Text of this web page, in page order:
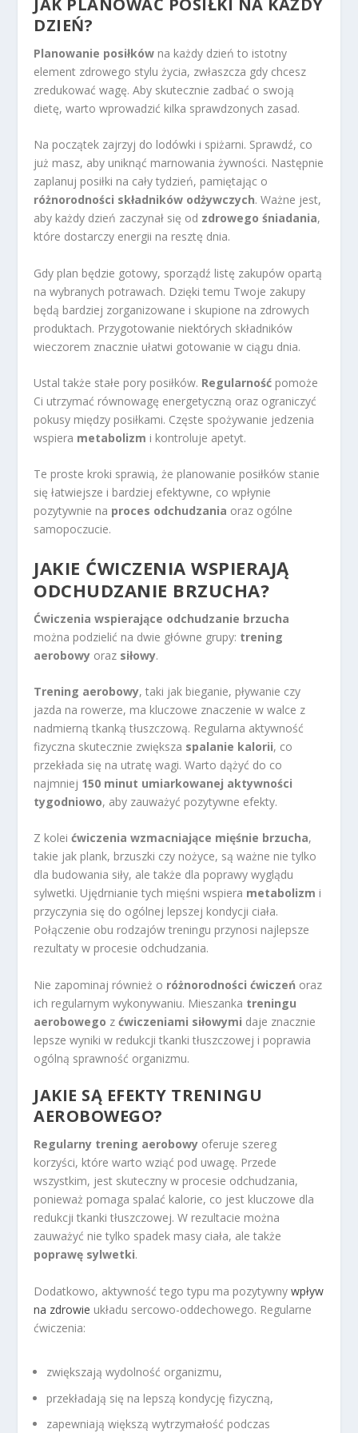
DZIEŃ?
Planowanie posiłków na każdy dzień to istotny
element zdrowego stylu życia, zwłaszcza gdy chcesz
zredukować wagę. Aby skutecznie zadbać o swoją
dietę, warto wprowadzić kilka sprawdzonych zasad.
Na początek zajrzyj do lodówki i spiżarni. Sprawdź, co
już masz, aby uniknąć marnowania żywności. Następnie
zaplanuj posiłki na cały tydzień, pamiętając o
różnorodności składników odżywczych. Ważne jest,
aby każdy dzień zaczynał się od zdrowego śniadania,
które dostarczy energii na resztę dnia.
Gdy plan będzie gotowy, sporządź listę zakupów opartą
na wybranych potrawach. Dzięki temu Twoje zakupy
będą bardziej zorganizowane i skupione na zdrowych
produktach. Przygotowanie niektórych składników
wieczorem znacznie ułatwi gotowanie w ciągu dnia.
Ustal także stałe pory posiłków. Regularność pomoże
Ci utrzymać równowagę energetyczną oraz ograniczyć
pokusy między posiłkami. Częste spożywanie jedzenia
wspiera metabolizm i kontroluje apetyt.
Te proste kroki sprawią, że planowanie posiłków stanie
się łatwiejsze i bardziej efektywne, co wpłynie
pozytywnie na proces odchudzania oraz ogólne
samopoczucie.
JAKIE ĆWICZENIA WSPIERAJĄ
ODCHUDZANIE BRZUCHA?
Ćwiczenia wspierające odchudzanie brzucha
można podzielić na dwie główne grupy: trening
aerobowy oraz siłowy.
Trening aerobowy, taki jak bieganie, pływanie czy
jazda na rowerze, ma kluczowe znaczenie w walce z
nadmierną tkanką tłuszczową. Regularna aktywność
fizyczna skutecznie zwiększa spalanie kalorii, co
przekłada się na utratę wagi. Warto dążyć do co
najmniej 150 minut umiarkowanej aktywności
tygodniowo, aby zauważyć pozytywne efekty.
Z koleićwiczenia wzmacniające mięśnie brzucha,
takie jak plank, brzuszki czy nożyce, są ważne nie tylko
dla budowania siły, ale także dla poprawy wyglądu
sylwetki. Ujędrnianie tych mięśni wspiera metabolizm i
przyczynia się do ogólnej lepszej kondycji ciała.
Połączenie obu rodzajów treningu przynosi najlepsze
rezultaty w procesie odchudzania.
Nie zapominaj również o różnorodności ćwiczeń oraz
ich regularnym wykonywaniu. Mieszanka treningu
aerobowego zćwiczeniami siłowymi daje znacznie
lepsze wyniki w redukcji tkanki tłuszczowej i poprawia
ogólną sprawność organizmu.
JAKIE SĄ EFEKTY TRENINGU
AEROBOWEGO?
Regularny trening aerobowy oferuje szereg
korzyści, które warto wziąć pod uwagę. Przede
wszystkim, jest skuteczny w procesie odchudzania,
ponieważ pomaga spalać kalorie, co jest kluczowe dla
redukcji tkanki tłuszczowej. W rezultacie można
zauważyć nie tylko spadek masy ciała, ale także
poprawę sylwetki.
Dodatkowo, aktywność tego typu ma pozytywnywpływ
na zdrowie układu sercowo-oddechowego. Regularne
ćwiczenia:
zwiększają wydolność organizmu,
przekładają się na lepszą kondycję fizyczną,
zapewniają większą wytrzymałość podczas